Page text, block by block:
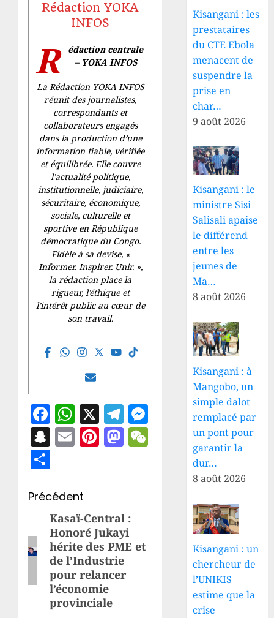
Rédaction YOKA
INFOS
R
édaction centrale
– YOKA INFOS
La Rédaction YOKA INFOS
réunit des journalistes,
correspondants et
collaborateurs engagés
dans la production d’une
information fiable, vérifiée
et équilibrée. Elle couvre
l’actualité politique,
institutionnelle, judiciaire,
sécuritaire, économique,
sociale, culturelle et
sportive en République
démocratique du Congo.
Fidèle à sa devise, «
Informer. Inspirer. Unir.»,
la rédaction place la
rigueur, l’éthique et
l’intérêt public au cœur de
son travail.
Facebook
WhatsApp
X Telegram
Messenger
Snapchat
EmailPinterest
Mastodon
WeChat
Navigation
d’article
Précédent
Article
précédent:
Kasaï-Central :
Honoré Jukayi
hérite des PME et
de l’Industrie
pour relancer
l’économie
provinciale
Kisangani : les
prestataires
du CTE Ebola
menacent de
suspendre la
prise en
char…
9 août 2026
Kisangani : le
ministre Sisi
Salisali apaise
le différend
entre les
jeunes de
Ma…
8 août 2026
Kisangani : à
Mangobo, un
simple dalot
remplacé par
un pont pour
garantir la
dur…
8 août 2026
Kisangani : un
chercheur de
l’UNIKIS
estime que la
crise